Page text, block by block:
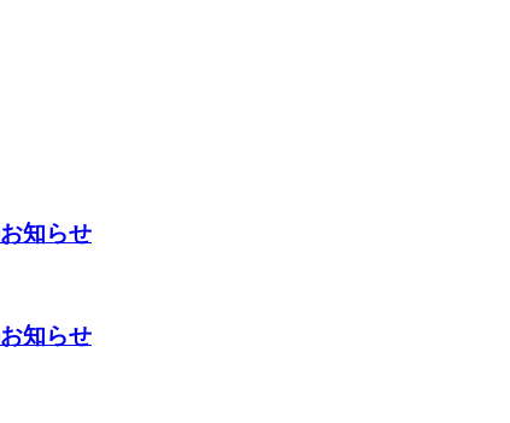
知らせ
知らせ